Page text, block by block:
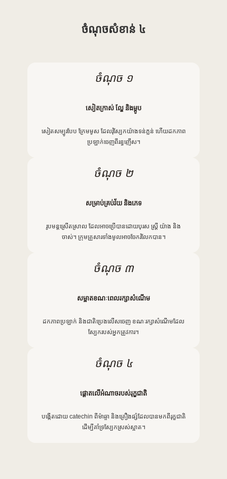
ចំណុចសំខាន់ ៤
ចំណុច ១
សៀតក្រាស់ ល្ហែ ​និងម្ដូប
សៀតសម្បូរបែប ក្រែមមូស ដែលរុំស្បែកយ៉ាងទន់ភ្លន់ ហើយដកភាព
ប្រឡាក់ចេញពីរន្ធញើស។
ចំណុច ២
សម្រាប់គ្រប់វ័យ និងភេទ
រូបមន្តស្រើតស្រាល ដែលអាចប្រើបានដោយបុរស ស្ត្រី យ៉ាង ​និង
ចាស់។ ក្រុមគ្រួសារទាំងមូលអាចចែករំលែកបាន។
ចំណុច ៣
សម្អាតខណៈពេលរក្សាសំណើម
ដកភាពប្រឡាក់ និងជាតិប្រេងលើសចេញ ខណៈរក្សាសំណើមដែល
ស្បែករបស់អ្នកត្រូវការ។
ចំណុច ៤
ផ្តោតលើអំណាចរបស់រុក្ខជាតិ
បង្កើតដោយ catechin ពីម៉ាឆ្ចា និងគ្រឿងផ្សំដែលបានមកពីរុក្ខជាតិ
ដើម្បីគាំទ្រស្បែកស្រស់ស្អាត។